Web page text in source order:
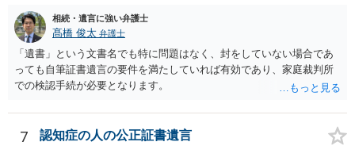
相続・遺言に強い弁護士
髙橋 俊太 弁護士
「遺書」という文書名でも特に問題はなく、封をしていない場合であ
っても自筆証書遺言の要件を満たしていれば有効であり、家庭裁判所
での検認手続が必要となります。
7 認知症の人の公正証書遺言